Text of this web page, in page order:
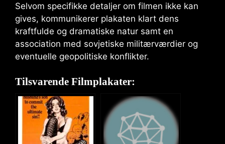
Selvom specifikke detaljer om filmen ikke kan
gives, kommunikerer plakaten klart dens
kraftfulde og dramatiske natur samt en
association med sovjetiske militærværdier og
eventuelle geopolitiske konflikter.
Tilsvarende Filmplakater: